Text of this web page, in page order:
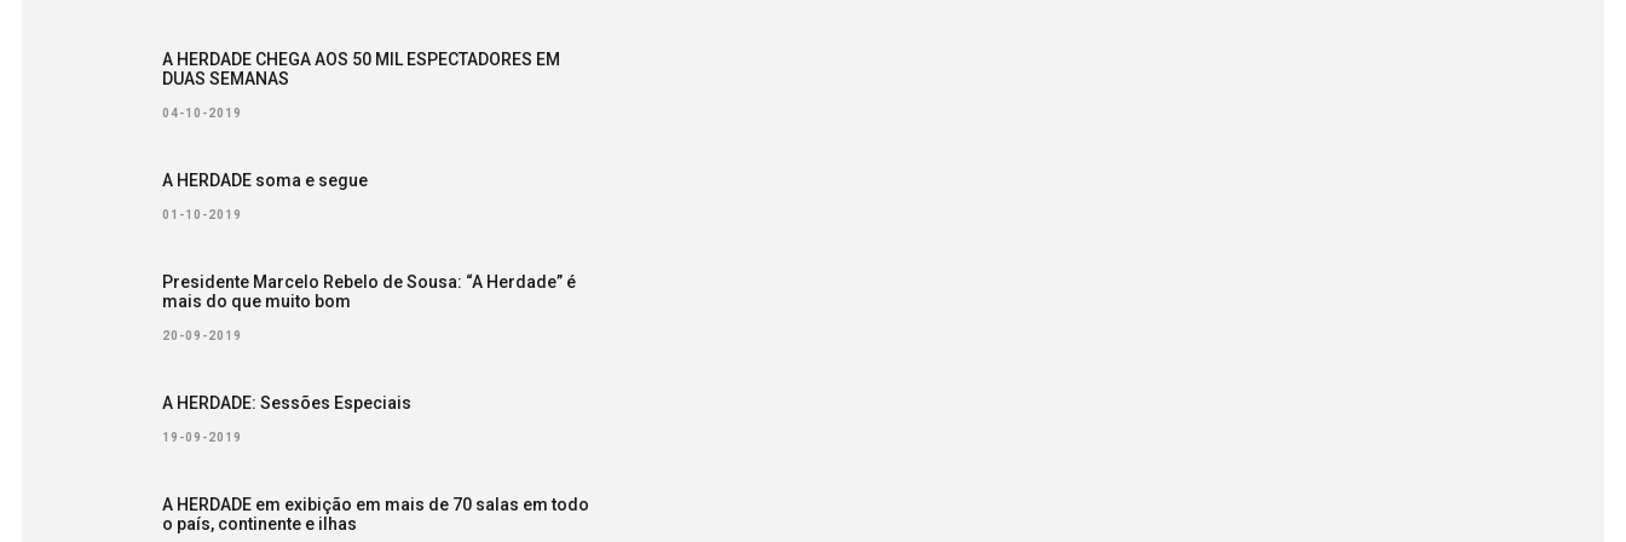
A HERDADE CHEGA AOS 50 MIL ESPECTADORES EM
DUAS SEMANAS
04-10-2019
A HERDADE soma e segue
01-10-2019
Presidente Marcelo Rebelo de Sousa: “A Herdade” é
mais do que muito bom
20-09-2019
A HERDADE: Sessões Especiais
19-09-2019
A HERDADE em exibição em mais de 70 salas em todo
o país, continente e ilhas